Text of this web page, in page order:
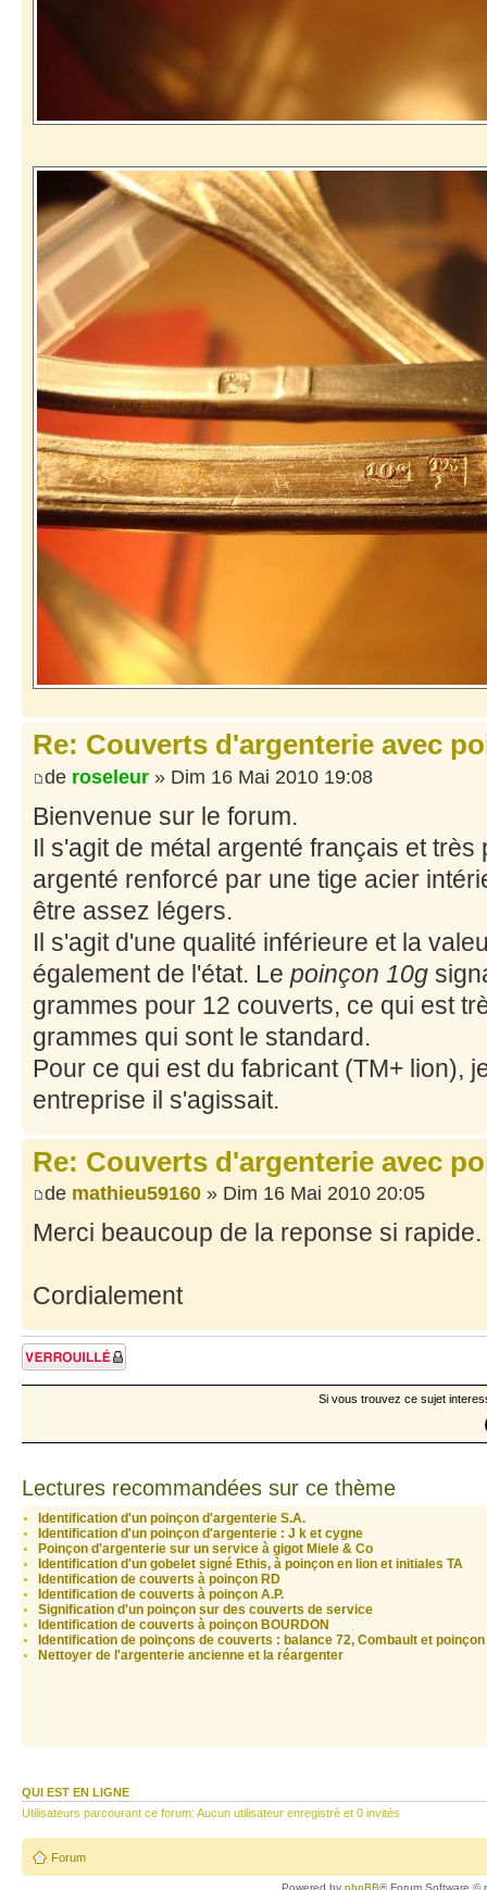
Re: Couverts d'argenterie avec
de roseleur » Dim 16 Mai 2010 19:08
Bienvenue sur le forum.
Il s'agit de métal argenté français et
argenté renforcé par une tige acier
être assez légers.
Il s'agit d'une qualité inférieure et la
également de l'état. Le poinçon 10g
grammes pour 12 couverts, ce qui est
grammes qui sont le standard.
Pour ce qui est du fabricant (TM+ lion),
entreprise il s'agissait.
Re: Couverts d'argenterie avec
de mathieu59160 » Dim 16 Mai 2010 20:05
Merci beaucoup de la reponse si rapide.
Cordialement
Sujet verrouillé
Si vous trouvez ce sujet
Lectures recommandées sur ce thème
Identification d'un poinçon d'argenterie S.A.
Identification d'un poinçon d'argenterie : J k et cygne
Poinçon d'argenterie sur un service à gigot Miele & Co
Identification d'un gobelet signé Ethis, à poinçon en lion et initiales TA
Identification de couverts à poinçon RD
Identification de couverts à poinçon A.P.
Signification d'un poinçon sur des couverts de service
Identification de couverts à poinçon BOURDON
Identification de poinçons de couverts : balance 72, Combault et
Nettoyer de l'argenterie ancienne et la réargenter
QUI EST EN LIGNE
Utilisateurs parcourant ce forum: Aucun utilisateur enregistré et 0 invités
Forum
Powered byphpBB® Forum Software ©